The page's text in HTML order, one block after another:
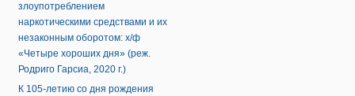
злоупотреблением
наркотическими средствами и их
незаконным оборотом: х/ф
«Четыре хороших дня» (реж.
Родриго Гарсиа, 2020 г.)
К 105-летию со дня рождения